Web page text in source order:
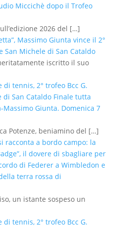
Miccichè dopo il Trofeo
2026 del […]
Massimo Giunta vince il 2°
San Michele di San Cataldo
iscritto il suo
tennis, 2° trofeo Bcc G.
di San Cataldo Finale tutta
Massimo Giunta. Domenica 7
Potenze, beniamino del […]
racconta a bordo campo: la
il dovere di sbagliare per
di Federer a Wimbledon e
terra rossa di
un istante sospeso un
tennis, 2° trofeo Bcc G.